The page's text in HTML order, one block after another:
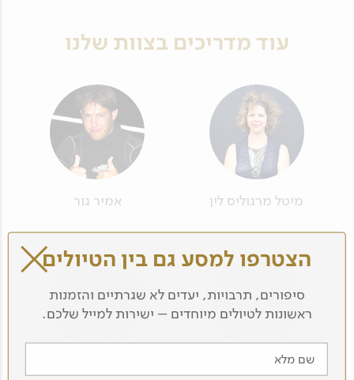
עוד מדריכים בצוות שלנו
מיטל מרגוליס לין אמיר גור
רענן בן בסט שרה'לה שדות
הצטרפו למסע גם בין הטיולים
סיפורים, תרבויות, יעדים לא שגרתיים והזמנות
ראשונות לטיולים מיוחדים – ישירות למייל שלכם.
שם מלא